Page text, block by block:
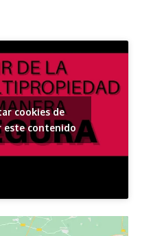
cookies de
contenido